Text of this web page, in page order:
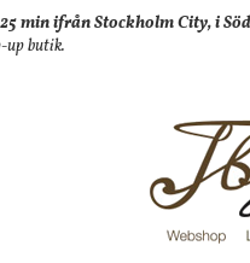
min ifrån Stockholm City, i
up butik.